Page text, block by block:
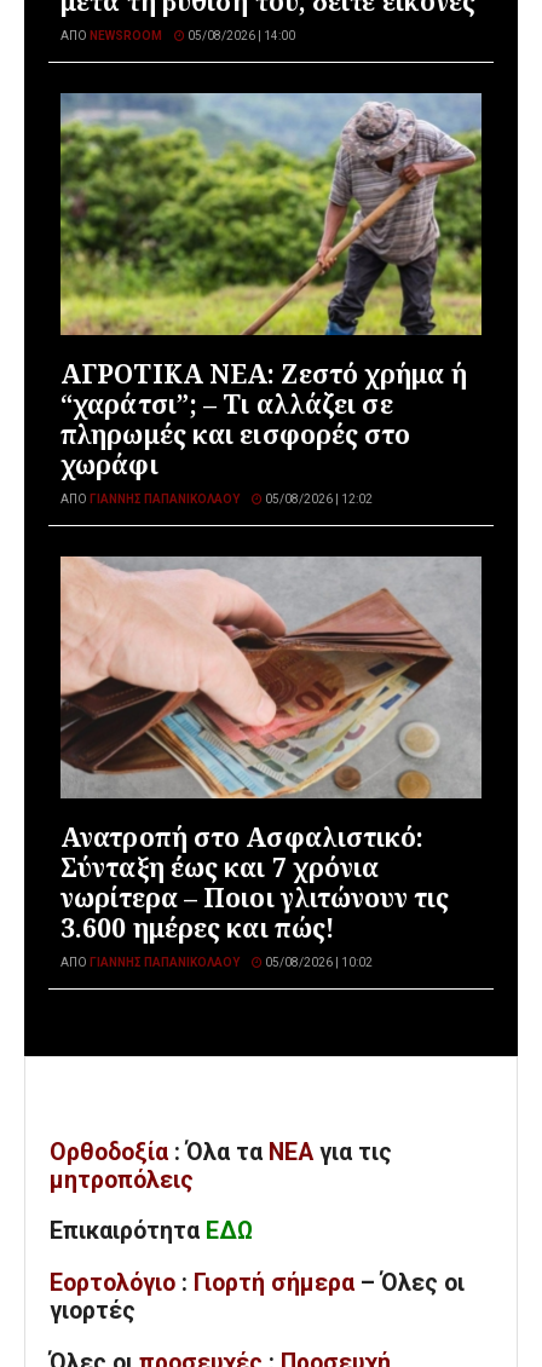
ΑΠΌ NEWSROOM 05/08/2026 | 14:00
ΑΓΡΟΤΙΚΑ ΝΕΑ: Ζεστό χρήμα ή
“χαράτσι”; – Τι αλλάζει σε
πληρωμές και εισφορές στο
χωράφι
ΑΠΌ ΓΙΆΝΝΗΣ ΠΑΠΑΝΙΚΟΛΆΟΥ 05/08/2026 | 12:02
Ανατροπή στο Ασφαλιστικό:
Σύνταξη έως και 7 χρόνια
νωρίτερα – Ποιοι γλιτώνουν τις
3.600 ημέρες και πώς!
ΑΠΌ ΓΙΆΝΝΗΣ ΠΑΠΑΝΙΚΟΛΆΟΥ 05/08/2026 | 10:02
Ορθοδοξία : Όλα τα ΝΕΑ για τις
μητροπόλεις
Επικαιρότητα ΕΔΩ
Εορτολόγιο : Γιορτή σήμερα – Όλες οι
γιορτές